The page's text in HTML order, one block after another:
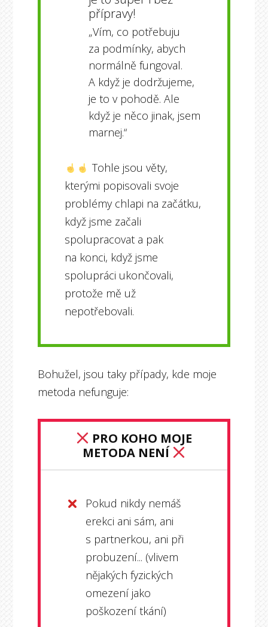
přípravy!
„Vím, co potřebuju
za podmínky, abych
normálně fungoval.
A když je dodržujeme,
je to v pohodě. Ale
když je něco jinak, jsem
marnej.“
Tohle jsou věty,
kterými popisovali svoje
problémy chlapi na začátku,
když jsme začali
spolupracovat a pak
na konci, když jsme
spolupráci ukončovali,
protože mě už
nepotřebovali.
Bohužel, jsou taky případy, kde moje
metoda nefunguje:
PRO KOHO MOJE
METODA NENÍ
Pokud nikdy nemáš
erekci ani sám, ani
s partnerkou, ani při
probuzení... (vlivem
nějakých fyzických
omezení jako
poškození tkání)